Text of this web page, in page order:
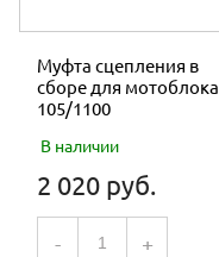
Муфта сцепления в
сборе для мотоблока
105/1100
В наличии
2 020 руб.
- +